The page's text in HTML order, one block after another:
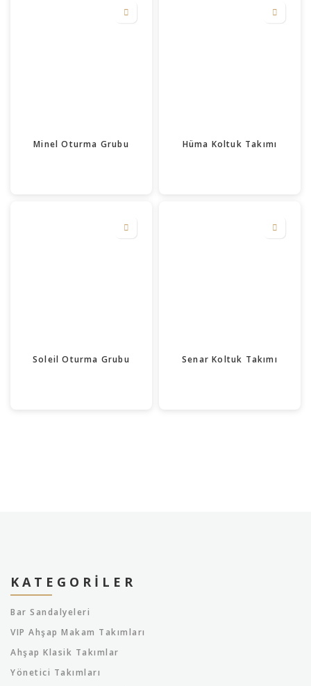
Minel Oturma Grubu Hüma Koltuk Takımı
Soleil Oturma Grubu Senar Koltuk Takımı
KATEGORILER
Bar Sandalyeleri
VIP Ahşap Makam Takımları
Ahşap Klasik Takımlar
Yönetici Takımları